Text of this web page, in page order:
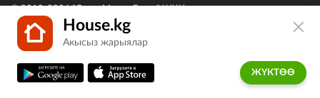
© 2019-2026 "Сэвэн Медиа Групп" ЖЧК
House.kg
Акысыз жарыялар
ЖҮКТӨӨ